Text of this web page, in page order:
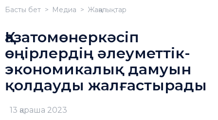
Басты бет Медиа Жаңалықтар
Қазатомөнеркәсіп
өңірлердің әлеуметтік-
экономикалық дамуын
қолдауды жалғастырады
13 қараша 2023